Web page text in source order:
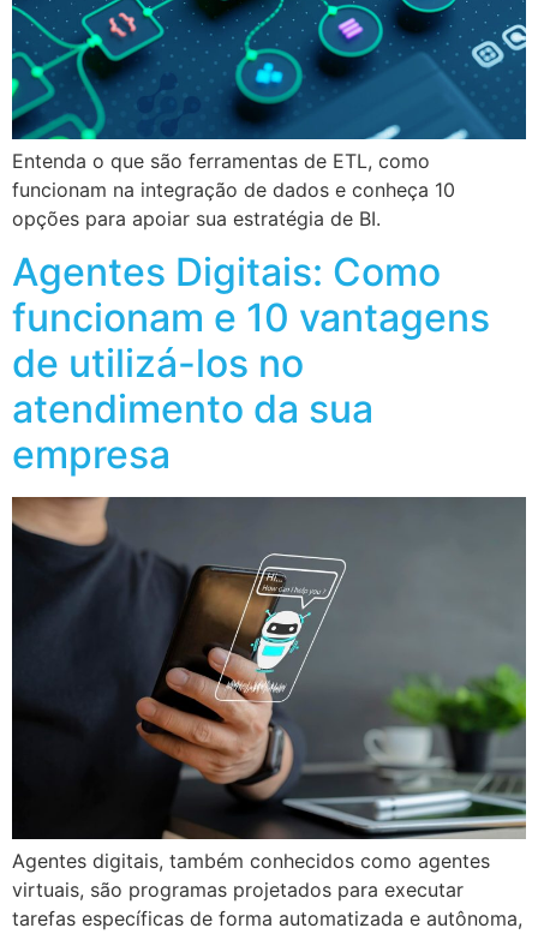
Entenda o que são ferramentas de ETL, como
funcionam na integração de dados e conheça 10
opções para apoiar sua estratégia de BI.
Agentes Digitais: Como
funcionam e 10 vantagens
de utilizá-los no
atendimento da sua
empresa
Agentes digitais, também conhecidos como agentes
virtuais, são programas projetados para executar
tarefas específicas de forma automatizada e autônoma,